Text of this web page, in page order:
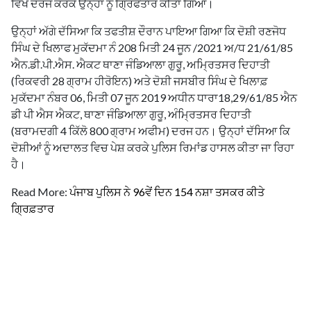
ਵਿਖੇ ਦਰਜ ਕਰਕੇ ਉਨ੍ਹਾਂ ਨੂੰ ਗ੍ਰਿਫਤਾਰ ਕੀਤਾ ਗਿਆ।
ਉਨ੍ਹਾਂ ਅੱਗੇ ਦੱਸਿਆ ਕਿ ਤਫਤੀਸ਼ ਦੌਰਾਨ ਪਾਇਆ ਗਿਆ ਕਿ ਦੋਸ਼ੀ ਰਣਜੋਧ
ਸਿੰਘ ਦੇ ਖਿਲਾਫ ਮੁਕੱਦਮਾ ਨੰ 208 ਮਿਤੀ 24 ਜੂਨ /2021 ਅ/ਧ 21/61/85
ਐਨ.ਡੀ.ਪੀ.ਐਸ. ਐਕਟ ਥਾਣਾ ਜੰਡਿਆਲਾ ਗੁਰੂ, ਅਮ੍ਰਿਤਸਰ ਦਿਹਾਤੀ
(ਰਿਕਵਰੀ 28 ਗ੍ਰਾਮ ਹੀਰੋਇਨ) ਅਤੇ ਦੋਸ਼ੀ ਜਸਬੀਰ ਸਿੰਘ ਦੇ ਖਿਲਾਫ਼
ਮੁਕੱਦਮਾ ਨੰਬਰ 06, ਮਿਤੀ 07 ਜੂਨ 2019 ਅਧੀਨ ਧਾਰਾ18,29/61/85 ਐਨ
ਡੀ ਪੀ ਐਸ ਐਕਟ, ਥਾਣਾ ਜੰਡਿਆਲਾ ਗੁਰੂ, ਅੰਮ੍ਰਿਤਸਰ ਦਿਹਾਤੀ
(ਬਰਾਮਦਗੀ 4 ਕਿੱਲੋ 800 ਗ੍ਰਾਮ ਅਫੀਮ) ਦਰਜ ਹਨ। ਉਨ੍ਹਾਂ ਦੱਸਿਆ ਕਿ
ਦੋਸ਼ੀਆਂ ਨੂੰ ਅਦਾਲਤ ਵਿਚ ਪੇਸ਼ ਕਰਕੇ ਪੁਲਿਸ ਰਿਮਾਂਡ ਹਾਸਲ ਕੀਤਾ ਜਾ ਰਿਹਾ
ਹੈ।
Read More:ਪੰਜਾਬ ਪੁਲਿਸ ਨੇ 96ਵੇਂ ਦਿਨ 154 ਨਸ਼ਾ ਤਸਕਰ ਕੀਤੇ
ਗ੍ਰਿਫ਼ਤਾਰ